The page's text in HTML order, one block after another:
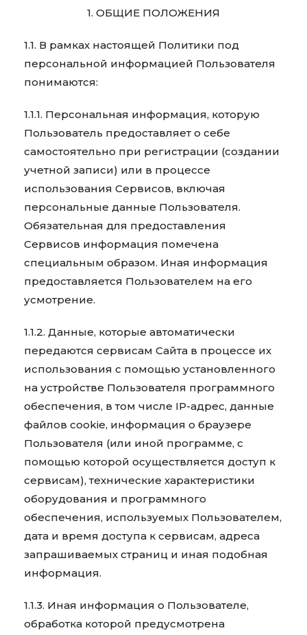
1. ОБЩИЕ ПОЛОЖЕНИЯ
1.1. В рамках настоящей Политики под
персональной информацией Пользователя
понимаются:
1.1.1. Персональная информация, которую
Пользователь предоставляет о себе
самостоятельно при регистрации (создании
учетной записи) или в процессе
использования Сервисов, включая
персональные данные Пользователя.
Обязательная для предоставления
Сервисов информация помечена
специальным образом. Иная информация
предоставляется Пользователем на его
усмотрение.
1.1.2. Данные, которые автоматически
передаются сервисам Сайта в процессе их
использования с помощью установленного
на устройстве Пользователя программного
обеспечения, в том числе IP-адрес, данные
файлов cookie, информация о браузере
Пользователя (или иной программе, с
помощью которой осуществляется доступ к
сервисам), технические характеристики
оборудования и программного
обеспечения, используемых Пользователем,
дата и время доступа к сервисам, адреса
запрашиваемых страниц и иная подобная
информация.
1.1.3. Иная информация о Пользователе,
обработка которой предусмотрена